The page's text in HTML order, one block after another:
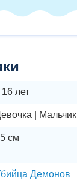
16 лет
| Мальчик
см
Демонов